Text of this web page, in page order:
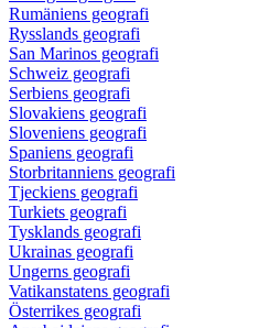
Rumäniens geografi
Rysslands geografi
San Marinos geografi
Schweiz geografi
Serbiens geografi
Slovakiens geografi
Sloveniens geografi
Spaniens geografi
Storbritanniens geografi
Tjeckiens geografi
Turkiets geografi
Tysklands geografi
Ukrainas geografi
Ungerns geografi
Vatikanstatens geografi
Österrikes geografi